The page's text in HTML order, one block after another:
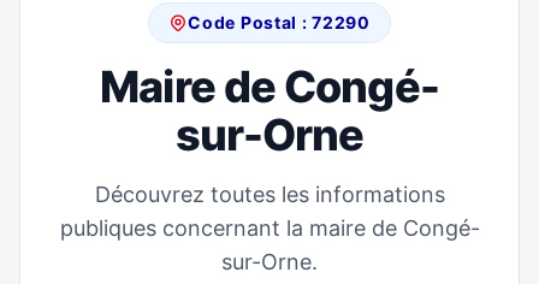
Code Postal : 72290
Maire de Congé-
sur-Orne
Découvrez toutes les informations
publiques concernant la maire de Congé-
sur-Orne.